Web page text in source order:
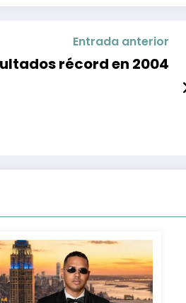
Entrada anterior
récord en 2004